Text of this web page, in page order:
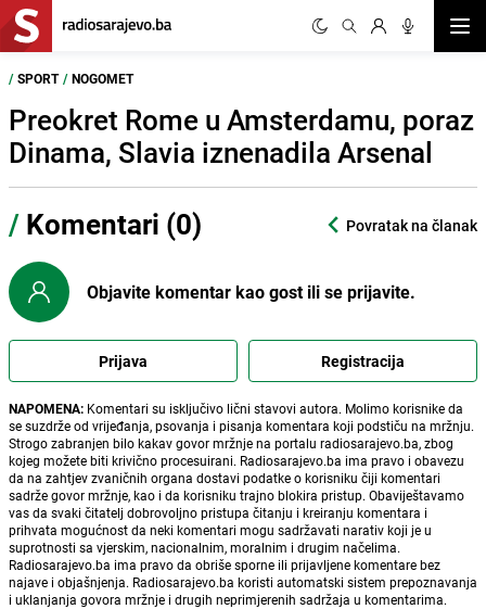
/ SPORT / NOGOMET
Preokret Rome u Amsterdamu, poraz
Dinama, Slavia iznenadila Arsenal
/ Komentari (0) Povratak na članak
Objavite komentar kao gost ili se prijavite.
Prijava Registracija
NAPOMENA: Komentari su isključivo lični stavovi autora. Molimo korisnike da
se suzdrže od vrijeđanja, psovanja i pisanja komentara koji podstiču na mržnju.
Strogo zabranjen bilo kakav govor mržnje na portalu radiosarajevo.ba, zbog
kojeg možete biti krivično procesuirani. Radiosarajevo.ba ima pravo i obavezu
da na zahtjev zvaničnih organa dostavi podatke o korisniku čiji komentari
sadrže govor mržnje, kao i da korisniku trajno blokira pristup. Obaviještavamo
vas da svaki čitatelj dobrovoljno pristupa čitanju i kreiranju komentara i
prihvata mogućnost da neki komentari mogu sadržavati narativ koji je u
suprotnosti sa vjerskim, nacionalnim, moralnim i drugim načelima.
Radiosarajevo.ba ima pravo da obriše sporne ili prijavljene komentare bez
najave i objašnjenja. Radiosarajevo.ba koristi automatski sistem prepoznavanja
i uklanjanja govora mržnje i drugih neprimjerenih sadržaja u komentarima.